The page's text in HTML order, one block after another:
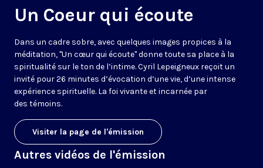
Un Coeur qui écoute
Dans un cadre sobre, avec quelques images propices à la
méditation, "Un cœur qui écoute" donne toute sa place à la
spiritualité sur le ton de l’intime. Cyril Lepeigneux reçoit un
invité pour 26 minutes d’évocation d’une vie, d’une intense
expérience spirituelle. La foi vivante et incarnée par
des témoins.
Visiter la page de l'émission
Autres vidéos de l'émission